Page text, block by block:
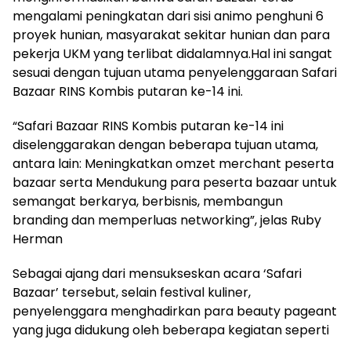
mengalami peningkatan dari sisi animo penghuni 6
proyek hunian, masyarakat sekitar hunian dan para
pekerja UKM yang terlibat didalamnya.Hal ini sangat
sesuai dengan tujuan utama penyelenggaraan Safari
Bazaar RINS Kombis putaran ke-14 ini.
“Safari Bazaar RINS Kombis putaran ke-14 ini
diselenggarakan dengan beberapa tujuan utama,
antara lain: Meningkatkan omzet merchant peserta
bazaar serta Mendukung para peserta bazaar untuk
semangat berkarya, berbisnis, membangun
branding dan memperluas networking”, jelas Ruby
Herman
Sebagai ajang dari mensukseskan acara ‘Safari
Bazaar’ tersebut, selain festival kuliner,
penyelenggara menghadirkan para beauty pageant
yang juga didukung oleh beberapa kegiatan seperti